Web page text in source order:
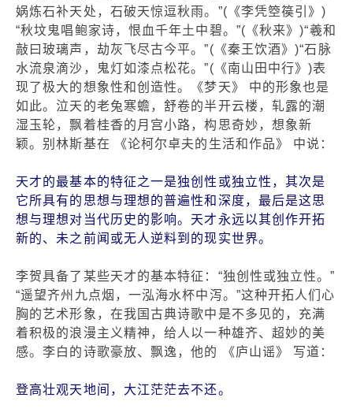
娲炼石补天处，石破天惊逗秋雨。”(《李凭箜篌引》)
“秋坟鬼唱鲍家诗，恨血千年土中碧。”(《秋来》)“羲和
敲曰玻璃声，劫灰飞尽古今平。”(《秦王饮酒》)“石脉
水流泉滴沙，鬼灯如漆点松花。”(《南山田中行》)表
现了极大的想象性和创造性。《梦天》 中的形象也是
如此。泣天的老兔寒蟾，舒卷的半开云楼，轧露的潮
湿玉轮，飘着桂香的月宫小路，构思奇妙，想象新
颖。别林斯基在 《论柯尔卓夫的生活和作品》 中说：
天才的最基本的特征之一是独创性或独立性，其次是
它所具有的思想与理想的普遍性和深度，最后是这思
想与理想对当代历史的影响。天才永远以其创作开拓
新的、未之前闻或无人逆料到的现实世界。
李贺具备了某些天才的基本特征：“独创性或独立性。”
“遥望齐州九点烟，一泓海水杯中泻。”这种开拓人们心
胸的艺术形象，在我国古典诗歌中是不多见的，充满
着积极的浪漫主义精神，给人以一种雄齐、超妙的美
感。李白的诗歌豪放、飘逸，他的 《庐山谣》 写道：
登高壮观天地间，大江茫茫去不还。